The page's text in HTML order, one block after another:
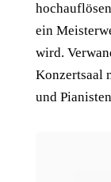
ein
wird.
Konzertsaal
und